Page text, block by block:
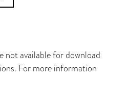
not available for download
For more information